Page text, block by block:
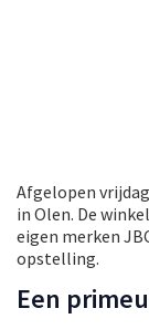
Afgelopen
in Olen. De
eigen merken
opstelling.
Een